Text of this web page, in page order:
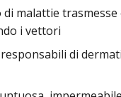
di malattie trasmesse
i vettori
di